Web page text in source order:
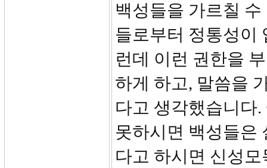
백성들을 가르칠
들로부터 정통성이
런데 이런 권한을
하게 하고, 말씀을
다고 생각했습니다
못하시면 백성들은
다고 하시면 신성